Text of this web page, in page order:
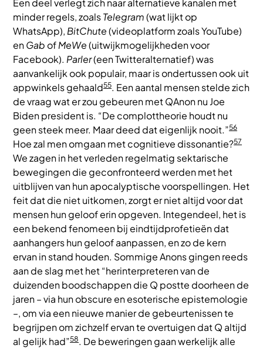
minder regels, zoalsTelegram(wat lijkt op
WhatsApp), BitChute(videoplatform zoals YouTube)
enGab ofMeWe(uitwijkmogelijkheden voor
Facebook). Parler(een Twitteralternatief) was
aanvankelijk ook populair, maar is ondertussen ook uit
appwinkels gehaald55. Een aantal mensen stelde zich
de vraag wat er zou gebeuren met QAnon nu Joe
Biden president is. “De complottheorie houdt nu
geen steek meer. Maar deed dat eigenlijk nooit.”56
Hoe zal men omgaan met cognitieve dissonantie?57
We zagen in het verleden regelmatig sektarische
bewegingen die geconfronteerd werden met het
uitblijven van hun apocalyptische voorspellingen. Het
feit dat die niet uitkomen, zorgt er niet altijd voor dat
mensen hun geloof erin opgeven. Integendeel, het is
een bekend fenomeen bij eindtijdprofetieën dat
aanhangers hun geloof aanpassen, en zo de kern
ervan in stand houden. Sommige Anons gingen reeds
aan de slag met het “herinterpreteren van de
duizenden boodschappen die Q postte doorheen de
jaren – via hun obscure en esoterische epistemologie
–, om via een nieuwe manier de gebeurtenissen te
begrijpen om zichzelf ervan te overtuigen dat Q altijd
al gelijk had”58. De beweringen gaan werkelijk alle